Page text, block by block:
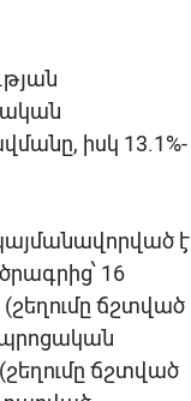
իսկ 13.1%-
է
16
ճշտված
(շեղումը ճշտված